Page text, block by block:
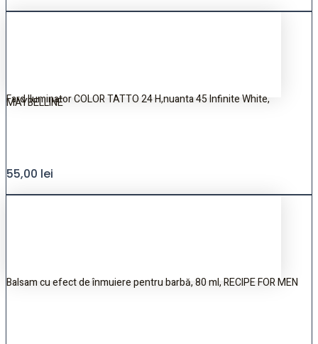
Fard Iluminator COLOR TATTO 24 H,nuanta 45 Infinite White,
MAYBELLINE
55,00 lei
Balsam cu efect de înmuiere pentru barbă, 80 ml, RECIPE FOR MEN